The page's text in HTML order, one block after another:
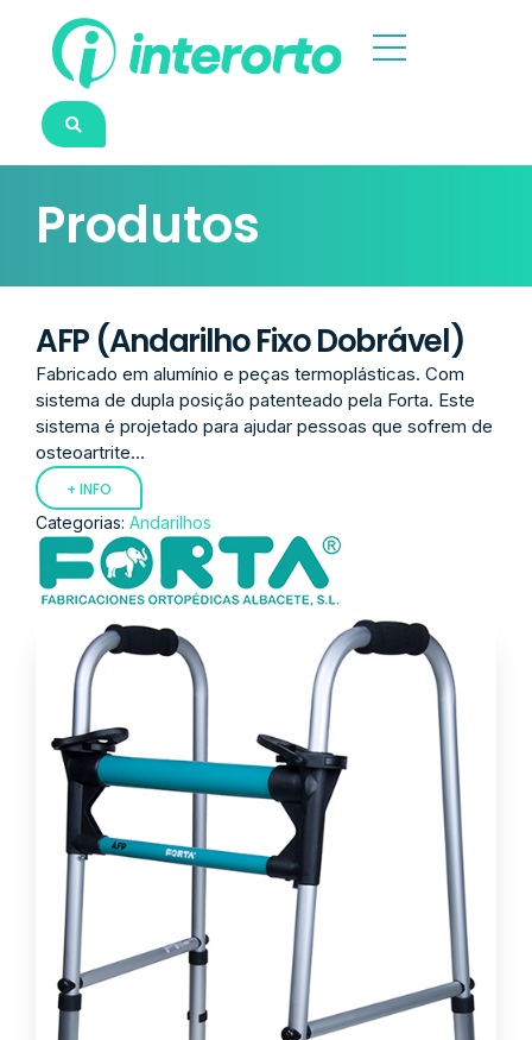
Produtos
AFP (Andarilho Fixo Dobrável)
Fabricado em alumínio e peças termoplásticas. Com
sistema de dupla posição patenteado pela Forta. Este
sistema é projetado para ajudar pessoas que sofrem de
osteoartrite...
+ INFO
Categorias: Andarilhos